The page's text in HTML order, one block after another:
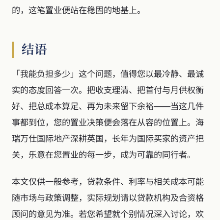
的，这笔置业便站在稳固的地基上。
结语
「我能负担多少」这个问题，值得您以最冷静、最诚
实的态度回答一次。把收支理清、把首付与月供权衡
好、把总成本算足、再为未来留下余裕——当这几件
事都到位，您的置业决策便会落在从容的位置上。海
瑞万仕国际地产深耕英国，长年为国际买家的资产把
关，乐意在您置业的每一步，成为可靠的同行者。
本文仅供一般参考，贷款条件、利率与相关成本可能
随市场与政策调整，实际规划请以贷款机构及合资格
顾问的意见为准。若您希望就个别情况深入讨论，欢